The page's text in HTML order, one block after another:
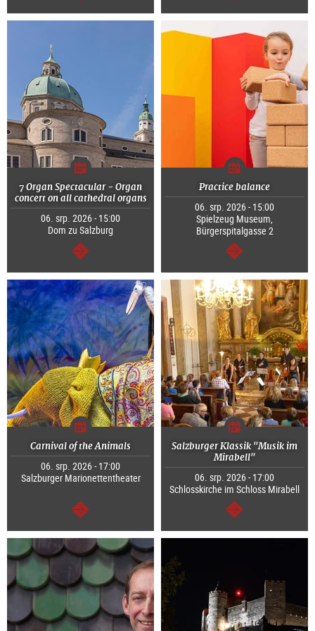
continue continue
7 Organ Spectacular - Organ
concert on all cathedral organs
06. srp. 2026 - 15:00
Dom zu Salzburg
continue
Practice balance
06. srp. 2026 - 15:00
Spielzeug Museum,
Bürgerspitalgasse 2
continue
Carnival of the Animals
06. srp. 2026 - 17:00
Salzburger Marionettentheater
continue
Salzburger Klassik "Musik im
Mirabell"
06. srp. 2026 - 17:00
Schlosskirche im Schloss Mirabell
continue